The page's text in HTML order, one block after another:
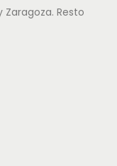
Zaragoza. Resto